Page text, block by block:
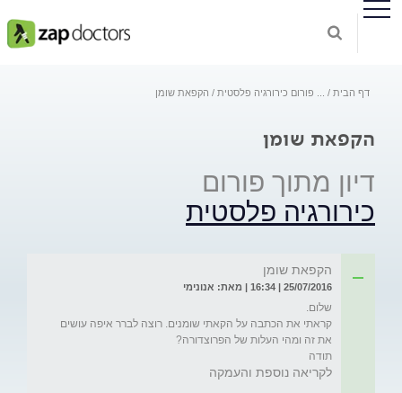
דף הבית פורום כירורגיה פלסטית הקפאת שומן
הקפאת שומן
דיון מתוך פורום
כירורגיה פלסטית
הקפאת שומן
25/07/2016 | 16:34 | מאת: אנונימי
קראתי את הכתבה על הקאתי שומנים. רוצה לברר איפה עושים
תודה
לקריאה נוספת והעמקה